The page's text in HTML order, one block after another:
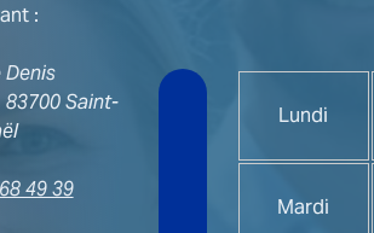
:
Denis
83700 Saint-
49 39
Lundi
Mardi